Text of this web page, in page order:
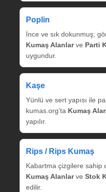
Poplin
İnce ve sık dokunmuş;
Kumaş Alanlarve Parti
uygundur.
Kaşe
Yünlü ve sert yapısı ile
kumas.org’ta Kumaş
yapılır.
Rips / Rips Kumaş
Kabartma çizgilere sahip
Kumaş Alanlarve Stok
edilir.